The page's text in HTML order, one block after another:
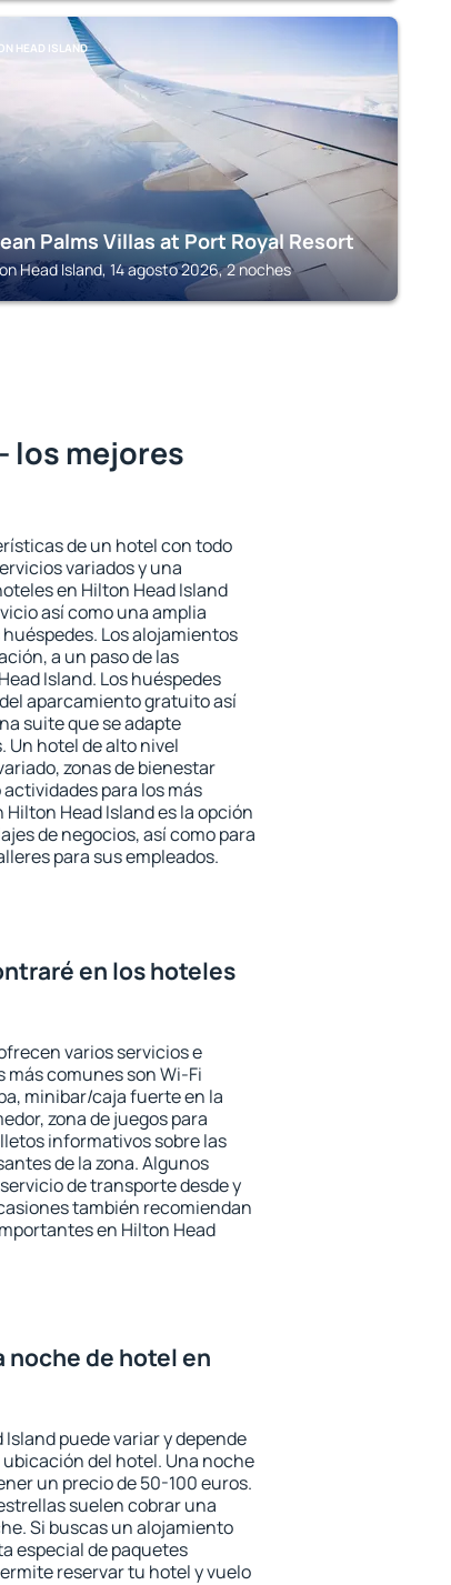
HEAD ISLAND
Palms Villas at Port Royal Resort
Head Island, 14 agosto 2026, 2 noches
los mejores
de un hotel con todo
variados y una
en Hilton Head Island
así como una amplia
Los alojamientos
a un paso de las
Island. Los huéspedes
aparcamiento gratuito así
suite que se adapte
Un hotel de alto nivel
zonas de bienestar
para los más
Head Island es la opción
de negocios, así como para
para sus empleados.
en los hoteles
varios servicios e
más comunes son Wi-Fi
minibar/caja fuerte en la
zona de juegos para
informativos sobre las
de la zona. Algunos
de transporte desde y
también recomiendan
en Hilton Head
noche de hotel en
puede variar y depende
del hotel. Una noche
un precio de 50-100 euros.
suelen cobrar una
Si buscas un alojamiento
especial de paquetes
reservar tu hotel y vuelo